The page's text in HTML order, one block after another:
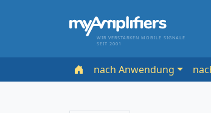
WIR VERSTÄRKEN MOBILE SIGNALE
SEIT 2001
nach Anwendung